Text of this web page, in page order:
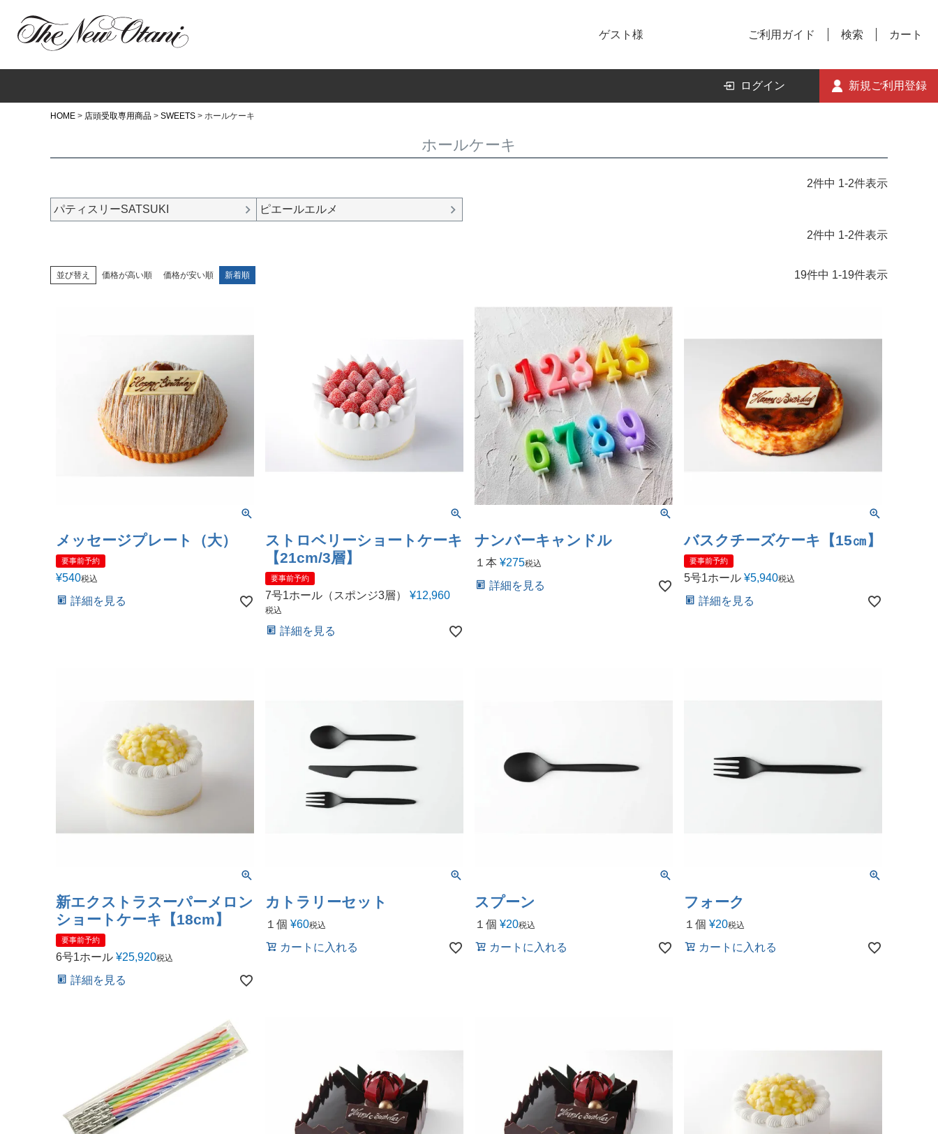
ゲスト様 ご利用ガイド 検索 カート
ログイン 新規ご利用登録
HOME 店頭受取専用商品 SWEETS ホールケーキ
ホールケーキ
2件中 1-2件表示
パティスリーSATSUKI ピエールエルメ
2件中 1-2件表示
並び替え 価格が高い順 価格が安い順 新着順 19件中 1-19件表示
メッセージプレート（大）
要事前予約
¥540税込
詳細を見る
ストロベリーショートケーキ
【21cm/3層】
要事前予約
7号1ホール（スポンジ3層） ¥12,960
税込
詳細を見る
ナンバーキャンドル
１本 ¥275税込
詳細を見る
バスクチーズケーキ【15㎝】
要事前予約
5号1ホール ¥5,940税込
詳細を見る
新エクストラスーパーメロン
ショートケーキ【18cm】
要事前予約
6号1ホール ¥25,920税込
詳細を見る
カトラリーセット
１個 ¥60税込
カートに入れる
スプーン
１個 ¥20税込
カートに入れる
フォーク
１個 ¥20税込
カートに入れる